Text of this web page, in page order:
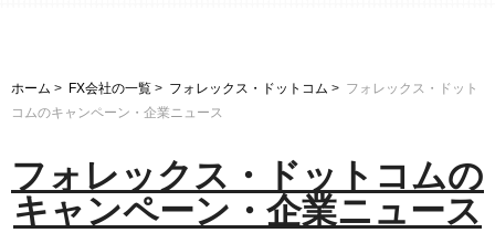
ホーム FX会社の一覧 フォレックス・ドットコム
フォレックス・ドット
コムのキャンペーン・企業ニュース
フォレックス・ドットコムの
キャンペーン・企業ニュース